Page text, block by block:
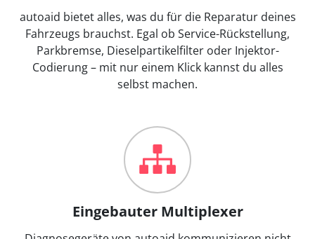
autoaid bietet alles, was du für die Reparatur deines
Fahrzeugs brauchst. Egal ob Service-Rückstellung,
Parkbremse, Dieselpartikelfilter oder Injektor-
Codierung – mit nur einem Klick kannst du alles
selbst machen.
Eingebauter Multiplexer